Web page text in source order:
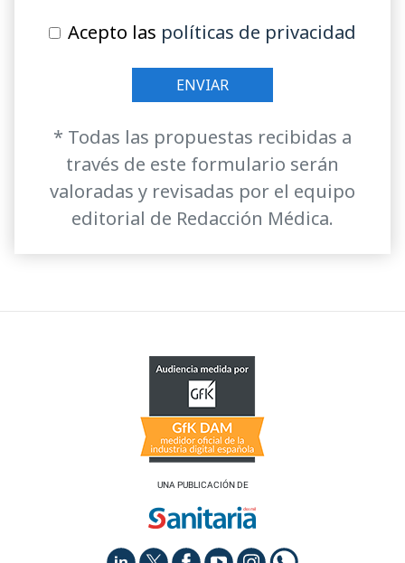
Acepto las políticas de privacidad
* Todas las propuestas recibidas a
través de este formulario serán
valoradas y revisadas por el equipo
editorial de Redacción Médica.
UNA PUBLICACIÓN DE